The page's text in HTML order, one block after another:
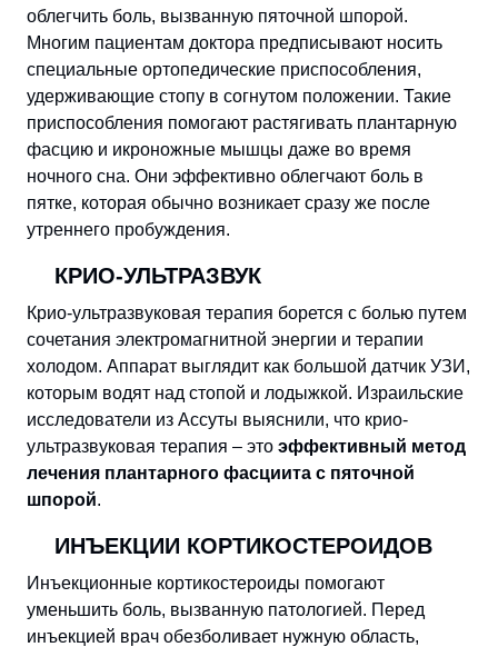
облегчить боль, вызванную пяточной шпорой.
Многим пациентам доктора предписывают носить
специальные ортопедические приспособления,
удерживающие стопу в согнутом положении. Такие
приспособления помогают растягивать плантарную
фасцию и икроножные мышцы даже во время
ночного сна. Они эффективно облегчают боль в
пятке, которая обычно возникает сразу же после
утреннего пробуждения.
КРИО-УЛЬТРАЗВУК
Крио-ультразвуковая терапия борется с болью путем
сочетания электромагнитной энергии и терапии
холодом. Аппарат выглядит как большой датчик УЗИ,
которым водят над стопой и лодыжкой. Израильские
исследователи из Ассуты выяснили, что крио-
ультразвуковая терапия – это эффективный метод
лечения плантарного фасциита с пяточной
шпорой.
ИНЪЕКЦИИ КОРТИКОСТЕРОИДОВ
Инъекционные кортикостероиды помогают
уменьшить боль, вызванную патологией. Перед
инъекцией врач обезболивает нужную область,